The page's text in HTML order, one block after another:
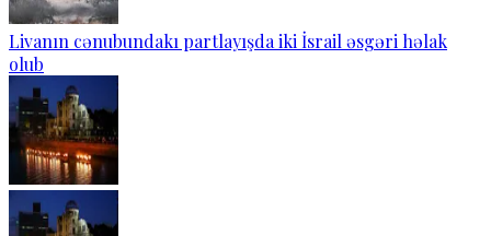
Livanın cənubundakı partlayışda iki İsrail əsgəri həlak
olub